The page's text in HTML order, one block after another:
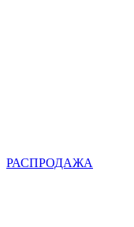
РАСПРОДАЖА